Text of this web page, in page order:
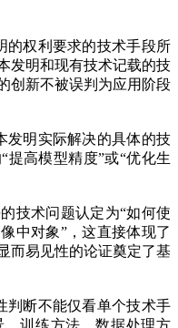
的权利要求的技术手段所
发明和现有技术记载的技
创新不被误判为应用阶段
发明实际解决的具体的技
提高模型精度”或“优化生
技术问题认定为“如何使
中对象”，这直接体现了
而易见性的论证奠定了基
判断不能仅看单个技术手
训练方法、数据处理方